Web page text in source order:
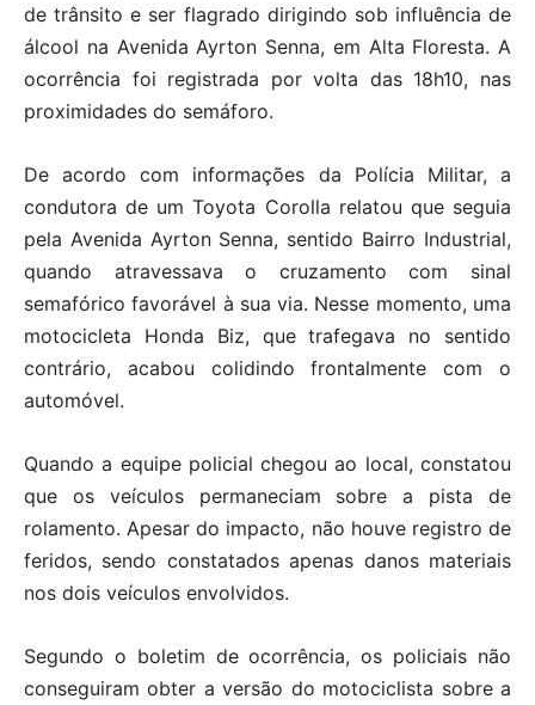
de trânsito e ser flagrado dirigindo sob influência de
álcool na Avenida Ayrton Senna, em Alta Floresta. A
ocorrência foi registrada por volta das 18h10, nas
proximidades do semáforo.
De acordo com informações da Polícia Militar, a
condutora de um Toyota Corolla relatou que seguia
pela Avenida Ayrton Senna, sentido Bairro Industrial,
quando atravessava o cruzamento com sinal
semafórico favorável à sua via. Nesse momento, uma
motocicleta Honda Biz, que trafegava no sentido
contrário, acabou colidindo frontalmente com o
automóvel.
Quando a equipe policial chegou ao local, constatou
que os veículos permaneciam sobre a pista de
rolamento. Apesar do impacto, não houve registro de
feridos, sendo constatados apenas danos materiais
nos dois veículos envolvidos.
Segundo o boletim de ocorrência, os policiais não
conseguiram obter a versão do motociclista sobre a